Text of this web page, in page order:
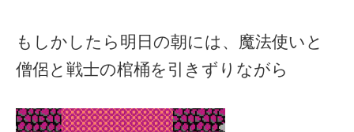
もしかしたら明日の朝には、魔法使いと
僧侶と戦士の棺桶を引きずりながら